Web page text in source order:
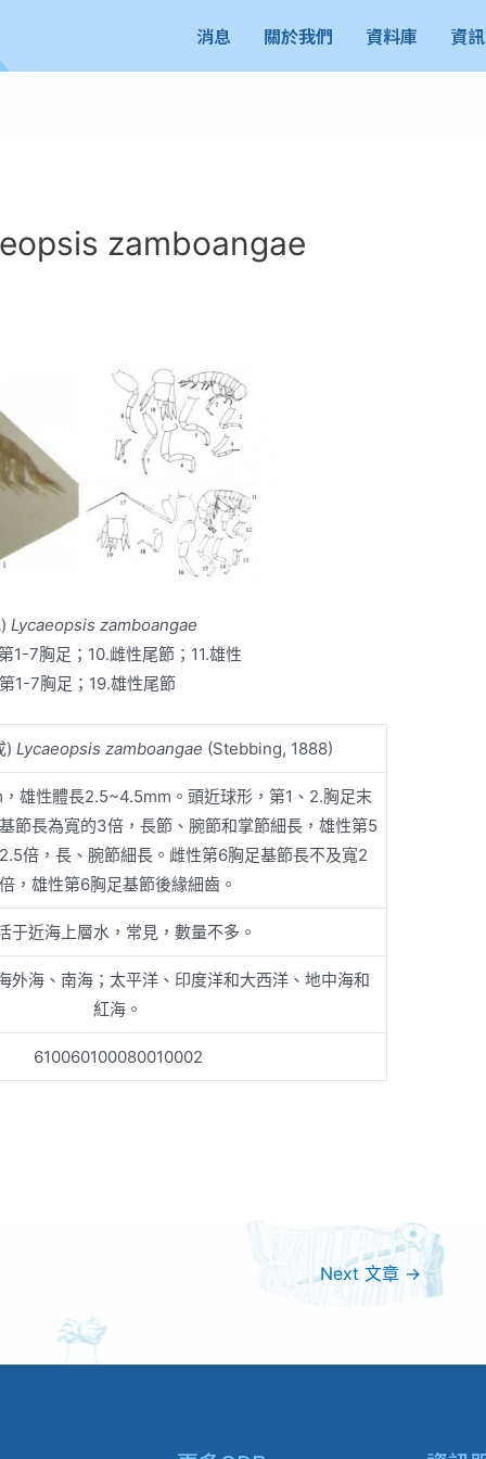
消息 關於我們 資料庫 資
zamboangae
Lycaeopsis zamboangae
1-7胸足；10.雌性尾節；11.雄性
1-7胸足；19.雄性尾節
) Lycaeopsis zamboangae (Stebbing, 1888)
雄性體長2.5~4.5mm。頭近球形，第1、2.胸足末
節長為寬的3倍，長節、腕節和掌節細長，雄性第5
倍，長、腕節細長。雌性第6胸足基節長不及寬2
倍，雄性第6胸足基節後緣細齒。
于近海上層水，常見，數量不多。
外海、南海；太平洋、印度洋和大西洋、地中海和
紅海。
610060100080010002
Next 文章 →